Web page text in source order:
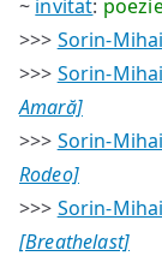
~ invitat:
>>> Sorin-
>>> Sorin-
Amară]
>>> Sorin-
Rodeo]
>>> Sorin-
[Breathelast]